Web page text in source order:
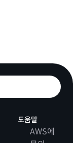
도움말
AWS에